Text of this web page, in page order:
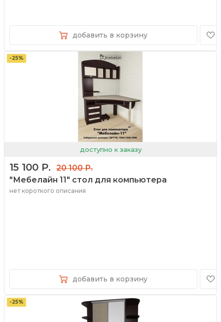
добавить в корзину
доступно к заказу
-25%
15 100 Р.
20 100 Р.
"Мебелайн 11" стол для компьютера
нет короткого описания
добавить в корзину
-25%